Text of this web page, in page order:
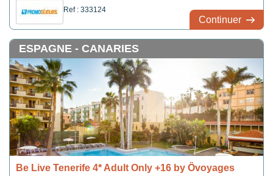
Ref : 333124
Continuer
ESPAGNE - CANARIES
Be Live Tenerife 4* Adult Only +16 by Ôvoyages